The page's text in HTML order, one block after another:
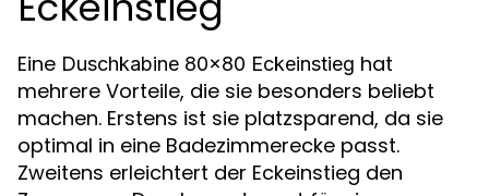
Eine Duschkabine 80x80 Eckeinstieg hat
mehrere Vorteile, die sie besonders beliebt
machen. Erstens ist sie platzsparend, da sie
optimal in eine Badezimmerecke passt.
Zweitens erleichtert der Eckeinstieg den